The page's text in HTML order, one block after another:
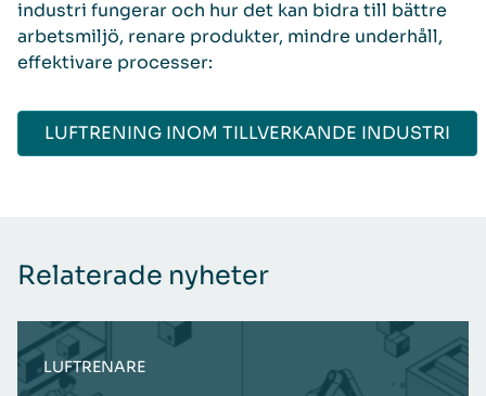
industri fungerar och hur det kan bidra till bättre
arbetsmiljö, renare produkter, mindre underhåll,
effektivare processer:
LUFTRENING INOM TILLVERKANDE INDUSTRI
Relaterade nyheter
LUFTRENARE